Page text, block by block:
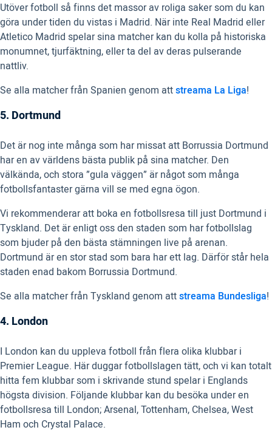
Utöver fotboll så finns det massor av roliga saker som du kan
göra under tiden du vistas i Madrid. När inte Real Madrid eller
Atletico Madrid spelar sina matcher kan du kolla på historiska
monumnet, tjurfäktning, eller ta del av deras pulserande
nattliv.
Se alla matcher från Spanien genom attstreama La Liga!
5. Dortmund
Det är nog inte många som har missat att Borrussia Dortmund
har en av världens bästa publik på sina matcher. Den
välkända, och stora ”gula väggen” är något som många
fotbollsfantaster gärna vill se med egna ögon.
Vi rekommenderar att boka en fotbollsresa till just Dortmund i
Tyskland. Det är enligt oss den staden som har fotbollslag
som bjuder på den bästa stämningen live på arenan.
Dortmund är en stor stad som bara har ett lag. Därför står hela
staden enad bakom Borrussia Dortmund.
Se alla matcher från Tyskland genom attstreama Bundesliga!
4. London
I London kan du uppleva fotboll från flera olika klubbar i
Premier League. Här duggar fotbollslagen tätt, och vi kan totalt
hitta fem klubbar som i skrivande stund spelar i Englands
högsta division. Följande klubbar kan du besöka under en
fotbollsresa till London; Arsenal, Tottenham, Chelsea, West
Ham och Crystal Palace.